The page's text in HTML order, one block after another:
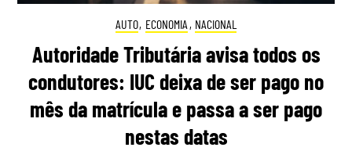
AUTO, ECONOMIA , NACIONAL
Autoridade Tributária avisa todos os
condutores: IUC deixa de ser pago no
mês da matrícula e passa a ser pago
nestas datas